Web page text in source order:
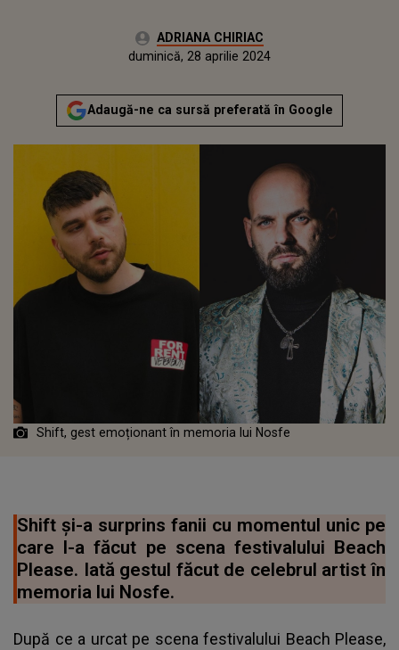
Autor:ADRIANA CHIRIAC
vineri, 28 aprilie 2023Actualizat:
duminică, 28 aprilie 2024
Adaugă-ne ca sursă preferată în Google
Shift, gest emoționant în memoria lui Nosfe
Shift și-a surprins fanii cu momentul unic pe
care l-a făcut pe scena festivalului Beach
Please. Iată gestul făcut de celebrul artist în
memoria lui Nosfe.
După ce a urcat pe scena festivalului Beach Please,